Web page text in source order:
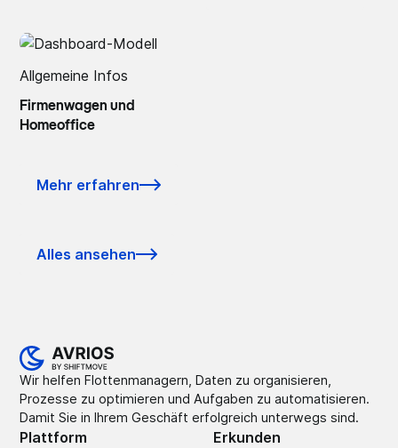
Allgemeine Infos
Firmenwagen und
Homeoffice
Mehr erfahren
Alles ansehen
Wir helfen Flottenmanagern, Daten zu organisieren,
Prozesse zu optimieren und Aufgaben zu automatisieren.
Damit Sie in Ihrem Geschäft erfolgreich unterwegs sind.
Plattform Erkunden